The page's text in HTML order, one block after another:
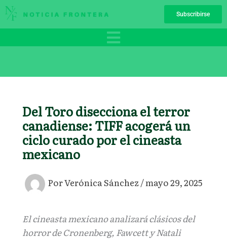
Ir
al
Subscribirse
Del Toro disecciona el terror
canadiense: TIFF acogerá un
ciclo curado por el cineasta
mexicano
PorVerónica Sánchez/mayo 29, 2025
El cineasta mexicano analizará clásicos del
horror de Cronenberg, Fawcett y Natali